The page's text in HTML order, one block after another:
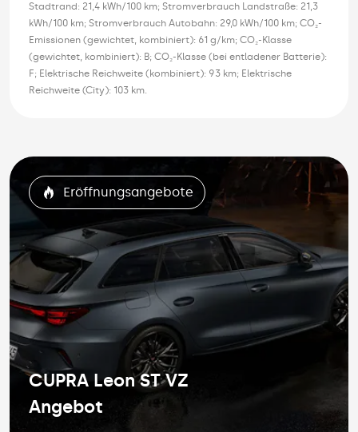
Stadtrand: 21,4 kWh/100 km; Stromverbrauch Landstraße: 21,3
kWh/100 km; Stromverbrauch Autobahn: 29,0 kWh/100 km; CO₂-
Emissionen (gewichtet, kombiniert): 61 g/km; CO₂-Klasse
(gewichtet, kombiniert): B; CO₂-Klasse (bei entladener Batterie):
F; Elektrische Reichweite (kombiniert): 93 km; Elektrische
Reichweite (City): 103 km.
Eröffnungsangebote
CUPRA Leon ST VZ
Angebot